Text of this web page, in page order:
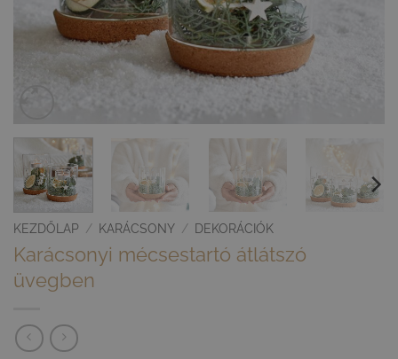
KEZDŐLAP / KARÁCSONY / DEKORÁCIÓK
Karácsonyi mécsestartó átlátszó
üvegben